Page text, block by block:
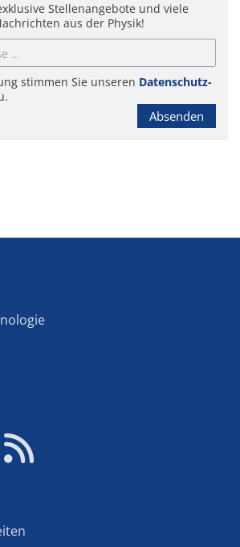
Stellenangebote und viele
aus der Physik!
stimmen Sie unseren Datenschutz-
Absenden